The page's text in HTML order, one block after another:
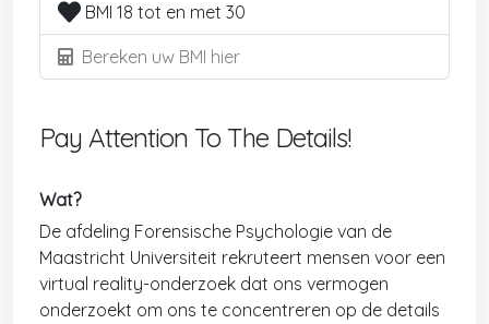
BMI 18 tot en met 30
Bereken uw BMI hier
Pay Attention To The Details!
Wat?
De afdeling Forensische Psychologie van de
Maastricht Universiteit rekruteert mensen voor een
virtual reality-onderzoek dat ons vermogen
onderzoekt om ons te concentreren op de details